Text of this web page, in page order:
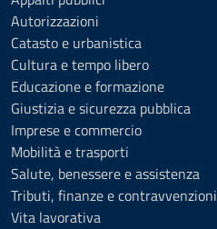
Autorizzazioni
Catasto e urbanistica
Cultura e tempo libero
Educazione e formazione
Giustizia e sicurezza pubblica
Imprese e commercio
Mobilità e trasporti
Salute, benessere e assistenza
Tributi, finanze e contravvenzioni
Vita lavorativa